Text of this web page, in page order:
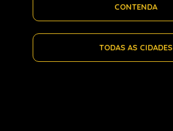
CONTENDA
TODAS AS CIDADES